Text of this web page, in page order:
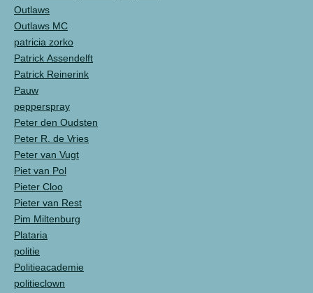
Outlaws
Outlaws MC
patricia zorko
Patrick Assendelft
Patrick Reinerink
Pauw
pepperspray
Peter den Oudsten
Peter R. de Vries
Peter van Vugt
Piet van Pol
Pieter Cloo
Pieter van Rest
Pim Miltenburg
Plataria
politie
Politieacademie
politieclown